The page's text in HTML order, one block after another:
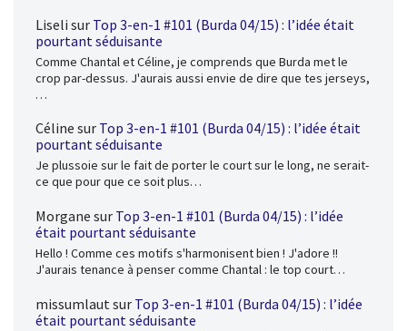
Liseli sur Top 3-en-1 #101 (Burda 04/15) : l’idée était
pourtant séduisante
Comme Chantal et Céline, je comprends que Burda met le
crop par-dessus. J'aurais aussi envie de dire que tes jerseys,
…
Céline sur Top 3-en-1 #101 (Burda 04/15) : l’idée était
pourtant séduisante
Je plussoie sur le fait de porter le court sur le long, ne serait-
ce que pour que ce soit plus…
Morgane sur Top 3-en-1 #101 (Burda 04/15) : l’idée
était pourtant séduisante
Hello ! Comme ces motifs s'harmonisent bien ! J'adore !!
J'aurais tenance à penser comme Chantal : le top court…
missumlaut sur Top 3-en-1 #101 (Burda 04/15) : l’idée
était pourtant séduisante